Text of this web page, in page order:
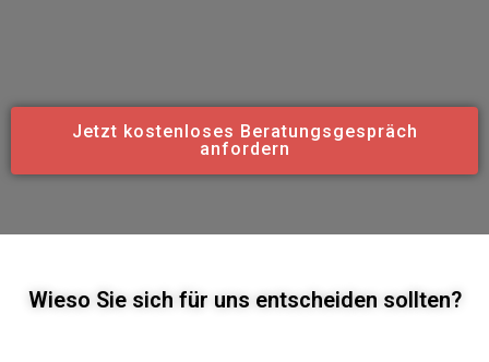
Jetzt kostenloses Beratungsgespräch
anfordern
Wieso Sie sich für uns entscheiden sollten?